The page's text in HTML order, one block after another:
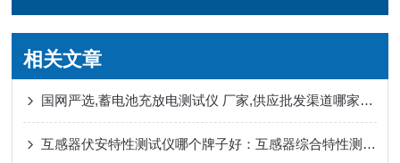
相关文章
国网严选,蓄电池充放电测试仪 厂家,供应批发渠道哪家好？
互感器伏安特性测试仪哪个牌子好：互感器综合特性测试的实践